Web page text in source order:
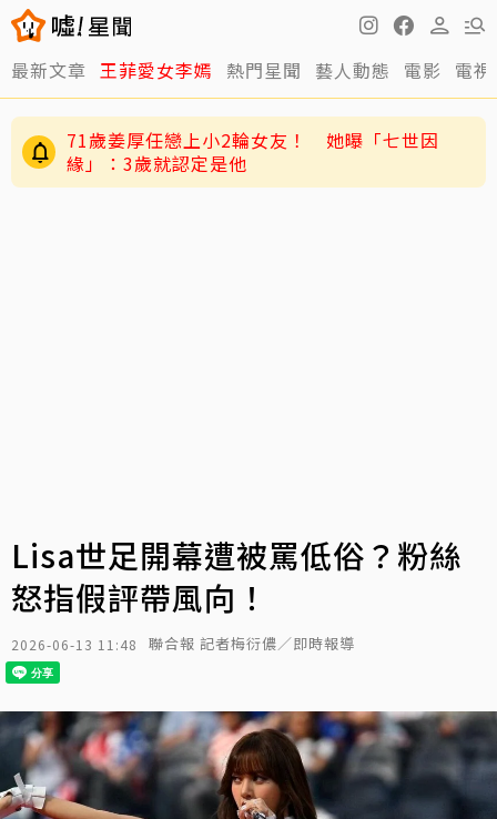
最新文章 王菲愛女李嫣 熱門星聞 藝人動態 電影 電視
71歲姜厚任戀上小2輪女友！ 她曝「七世因
緣」：3歲就認定是他
Lisa世足開幕遭被罵低俗？粉絲
怒指假評帶風向！
2026-06-13 11:48 聯合報 記者梅衍儂／即時報導